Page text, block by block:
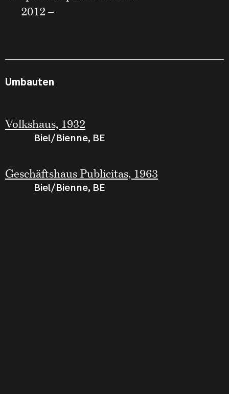
2012 –
Umbauten
Volkshaus, 1932
Biel/Bienne, BE
Geschäftshaus Publicitas, 1963
Biel/Bienne, BE